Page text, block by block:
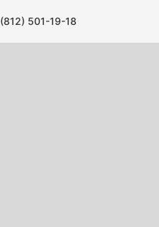
501-19-18